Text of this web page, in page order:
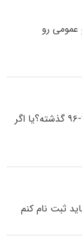
عمومی رو
سلام زمان امدن دفترچه های ارشد پرستاری ۹۵-۹۶ گذشته؟یا اگر
ثبت نام کنم